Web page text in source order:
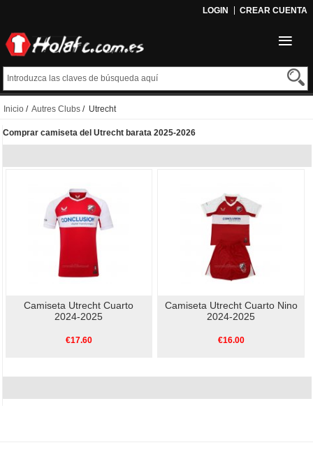
LOGIN CREAR CUENTA
Inicio / Autres Clubs / Utrecht
Comprar camiseta del Utrecht barata 2025-2026
Camiseta Utrecht Cuarto
2024-2025
€17.60
Camiseta Utrecht Cuarto Nino
2024-2025
€16.00